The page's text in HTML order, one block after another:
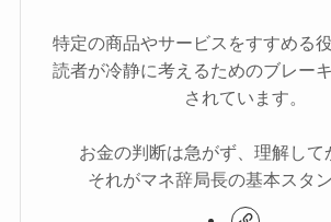
特定の商品やサービスをすすめる
読者が冷静に考えるためのブレー
されています。
お金の判断は急がず、理解して
それがマネ辞局長の基本スタン